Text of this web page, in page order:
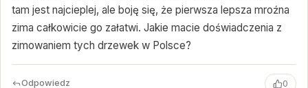
tam jest najcieplej, ale boję się, że pierwsza lepsza mroźna
zima całkowicie go załatwi. Jakie macie doświadczenia z
zimowaniem tych drzewek w Polsce?
Odpowiedz 0